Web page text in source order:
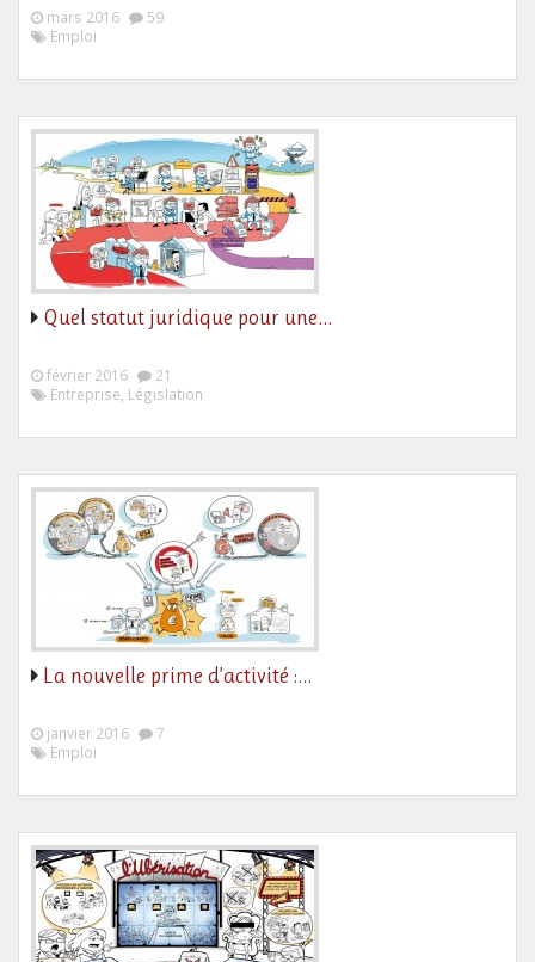
mars 2016
59
Emploi
Quel statut juridique pour une…
février 2016
21
Entreprise, Législation
La nouvelle prime d’activité :…
janvier 2016
7
Emploi